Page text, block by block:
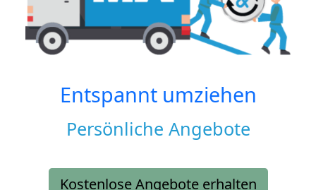
Entspannt umziehen
Persönliche Angebote
Kostenlose Angebote erhalten